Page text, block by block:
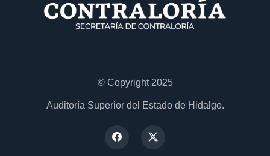
© Copyright 2025
Auditoría Superior del Estado de Hidalgo.